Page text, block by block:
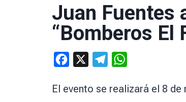
Juan Fuentes
“Bomberos El
Facebook Telegram
El evento se realizará el 8